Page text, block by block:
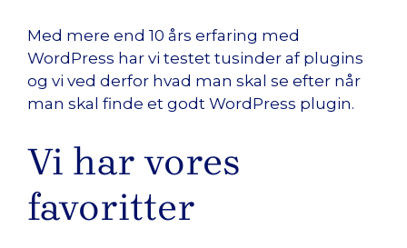
Med mere end 10 års erfaring med
WordPress har vi testet tusinder af plugins
og vi ved derfor hvad man skal se efter når
man skal finde et godt WordPress plugin.
Vi har vores
favoritter